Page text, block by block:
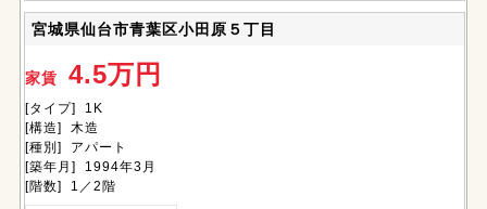
宮城県仙台市青葉区小田原５丁目
家賃 4.5万円
[タイプ] 1K
[構造] 木造
[種別] アパート
[築年月] 1994年3月
[階数] 1／2階